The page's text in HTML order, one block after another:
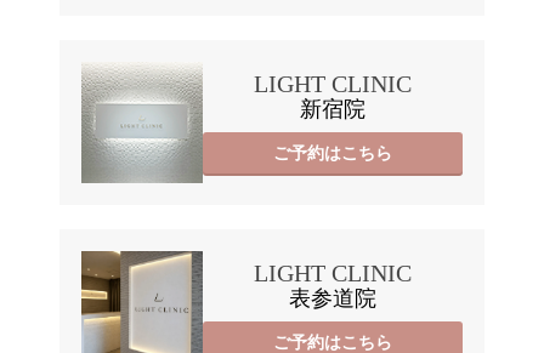
LIGHT CLINIC
新宿院
ご予約はこちら
LIGHT CLINIC
表参道院
ご予約はこちら